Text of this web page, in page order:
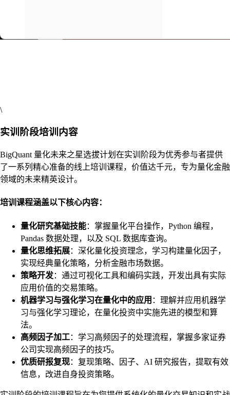
\
实训阶段培训内容
BigQuant 量化未来之星选拔计划在实训阶段为优秀参与者提供
了一系列精心准备的线上培训课程，价值达千元，专为量化金融
领域的未来精英设计。
培训课程涵盖以下核心内容：
量化研究基础技能：掌握量化平台操作，Python 编程，
Pandas 数据处理，以及 SQL 数据库查询。
量化思维拓展：深化量化投资理念，学习构建量化因子，
实现经典量化策略，分析金融市场数据。
策略开发：通过可视化工具和编码实践，开发出具有实际
应用价值的交易策略。
机器学习与强化学习在量化中的应用 ：理解并应用机器学
习与强化学习理论，在量化投资中实施先进的模型和算
法。
高频因子加工：学习高频因子的处理流程，掌握多家证券
公司实现高频因子的技巧。
优质研报复现：复现策略、因子、AI 研究报告，提取有效
信息，改进自身投资策略。